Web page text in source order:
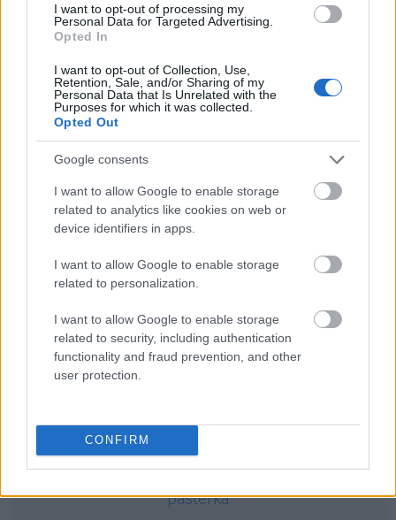
I want to opt-out of processing my
Personal Data for Targeted Advertising.
Opted In
I want to opt-out of Collection, Use,
Retention, Sale, and/or Sharing of my
Personal Data that Is Unrelated with the
Purposes for which it was collected.
Opted Out
Google consents
I want to allow Google to enable storage
related to analytics like cookies on web or
device identifiers in apps.
I want to allow Google to enable storage
related to personalization.
I want to allow Google to enable storage
related to security, including authentication
functionality and fraud prevention, and other
user protection.
CONFIRM
kociokwik— Pochodzenie wyrazukociokwik
megiera— Skąd słowo
wątrobowiec — Pochodzenie nazwy
Mogą Cię zainteresować również hasła
oboje
rock and roll
buggy
pasterka